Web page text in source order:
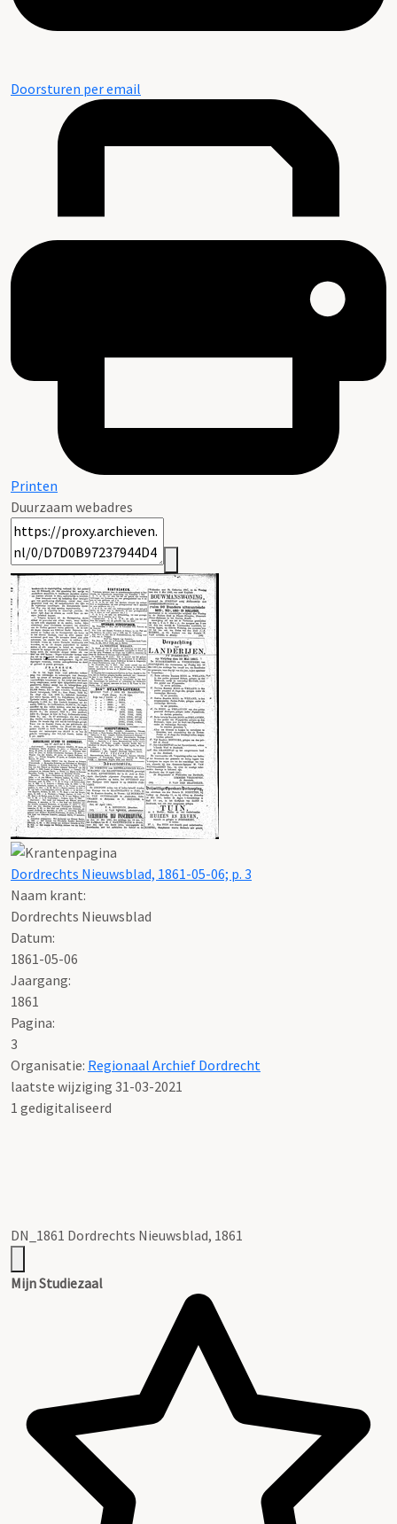
Doorsturen per email
Printen
Duurzaam webadres
Dordrechts Nieuwsblad, 1861-05-06; p. 3
Naam krant:
Dordrechts Nieuwsblad
Datum:
1861-05-06
Jaargang:
1861
Pagina:
3
Organisatie: Regionaal Archief Dordrecht
laatste wijziging 31-03-2021
1 gedigitaliseerd
DN_1861 Dordrechts Nieuwsblad, 1861
Mijn Studiezaal